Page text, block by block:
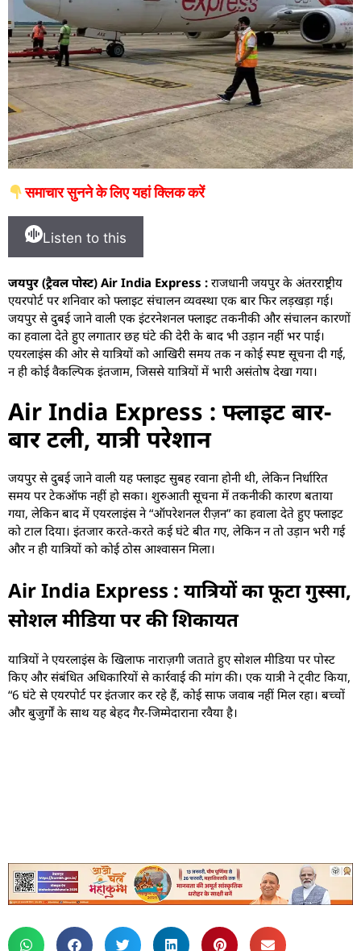
समाचार सुनने के लिए यहां क्लिक करें
Listen to this
जयपुर (ट्रैवल पोस्ट) Air India Express : राजधानी जयपुर के अंतरराष्ट्रीय
एयरपोर्ट पर शनिवार को फ्लाइट संचालन व्यवस्था एक बार फिर लड़खड़ा गई।
जयपुर से दुबई जाने वाली एक इंटरनेशनल फ्लाइट तकनीकी और संचालन कारणों
का हवाला देते हुए लगातार छह घंटे की देरी के बाद भी उड़ान नहीं भर पाई।
एयरलाइंस की ओर से यात्रियों को आखिरी समय तक न कोई स्पष्ट सूचना दी गई,
न ही कोई वैकल्पिक इंतजाम, जिससे यात्रियों में भारी असंतोष देखा गया।
Air India Express : फ्लाइट बार-
बार टली, यात्री परेशान
जयपुर से दुबई जाने वाली यह फ्लाइट सुबह रवाना होनी थी, लेकिन निर्धारित
समय पर टेकऑफ नहीं हो सका। शुरुआती सूचना में तकनीकी कारण बताया
गया, लेकिन बाद में एयरलाइंस ने “ऑपरेशनल रीज़न” का हवाला देते हुए फ्लाइट
को टाल दिया। इंतजार करते-करते कई घंटे बीत गए, लेकिन न तो उड़ान भरी गई
और न ही यात्रियों को कोई ठोस आश्वासन मिला।
Air India Express : यात्रियों का फूटा गुस्सा,
सोशल मीडिया पर की शिकायत
यात्रियों ने एयरलाइंस के खिलाफ नाराज़गी जताते हुए सोशल मीडिया पर पोस्ट
किए और संबंधित अधिकारियों से कार्रवाई की मांग की। एक यात्री ने ट्वीट किया,
“6 घंटे से एयरपोर्ट पर इंतजार कर रहे हैं, कोई साफ जवाब नहीं मिल रहा। बच्चों
और बुजुर्गों के साथ यह बेहद गैर-जिम्मेदाराना रवैया है।